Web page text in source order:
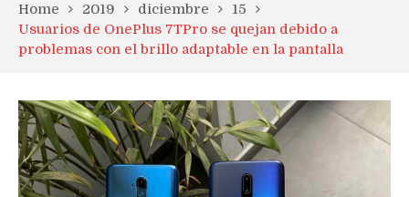
Home 2019 diciembre
15
Usuarios de OnePlus 7TPro se quejan debido a
problemas con el brillo adaptable en la pantalla